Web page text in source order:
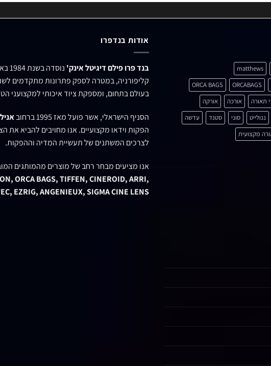
matthews
ORCABAGS
ORCA BAGS
תאורה אורכה
אורקה
ננולייט סוני סטנד
עדשה
מקצועית
אודות בנדפרו
בנד פרו פילם דיגיטל אינק'
קליפורניה, במטרה לספק פתרונות מתקדמים
בעולם בתחום, ומספקת ציוד איכותי למקצועני
הסניף הישראלי, אשר פועל מאז 1995 ברחוב אנילביץ'
הפקות וידאו מקצועיים. אנו מחויבים להביא
לצרכים המשתנים של תעשיית המדיה וההפקות.
אנו מציעים מבחר רחב של מוצרים מהמותגים
ORCA BAGS, TIFFEN, CINEROID, ARRI,
EZRIG, ANGENIEUX, SIGMA CINE LENS